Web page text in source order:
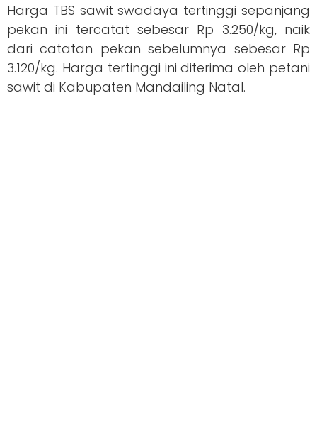
Harga TBS sawit swadaya tertinggi sepanjang
pekan ini tercatat sebesar Rp 3.250/kg, naik
dari catatan pekan sebelumnya sebesar Rp
3.120/kg. Harga tertinggi ini diterima oleh petani
sawit di Kabupaten Mandailing Natal.